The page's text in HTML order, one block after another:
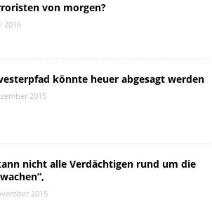
von morgen?
2016
könnte heuer abgesagt werden
2015
nicht alle Verdächtigen rund um die
2015